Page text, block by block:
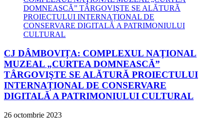
CJ DÂMBOVIȚA: COMPLEXUL NAŢIONAL
MUZEAL „CURTEA DOMNEASCĂ”
TÂRGOVIŞTE SE ALĂTURĂ PROIECTULUI
INTERNAȚIONAL DE CONSERVARE
DIGITALĂ A PATRIMONIULUI CULTURAL
26 octombrie 2023